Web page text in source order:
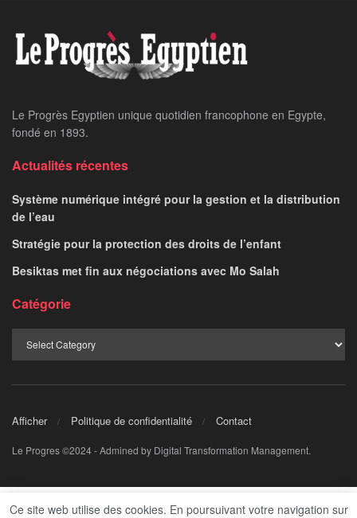
Le Progrès Egyptien unique quotidien francophone en Egypte,
fondé en 1893.
Actualités récentes
Système numérique intégré pour la gestion et la distribution
de l’eau
Stratégie pour la protection des droits de l’enfant
Besiktas met fin aux négociations avec Mo Salah
Catégorie
Afficher Politique de confidentialité Contact
Le Progres ©2024 - Admined by Digital Transformation Management.
Ce site web utilise des cookies. En poursuivant votre navigation sur